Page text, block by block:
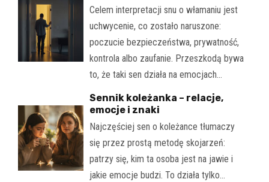
Celem interpretacji snu o włamaniu jest
uchwycenie, co zostało naruszone:
poczucie bezpieczeństwa, prywatność,
kontrola albo zaufanie. Przeszkodą bywa
to, że taki sen działa na emocjach…
Sennik koleżanka – relacje,
emocje i znaki
Najczęściej sen o koleżance tłumaczy
się przez prostą metodę skojarzeń:
patrzy się, kim ta osoba jest na jawie i
jakie emocje budzi. To działa tylko…